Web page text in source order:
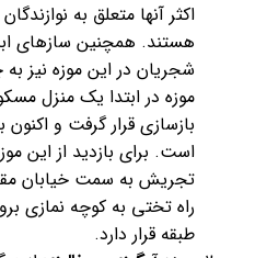
اکثر آنها متعلق به
هستند. همچنین سازهای
شجریان در این موزه نیز
بازسازی قرار گرفت و
است. برای بازدید از این
تجریش به سمت خیابان
راه تختی به کوچه نمازی
طبقه قرار دارد.